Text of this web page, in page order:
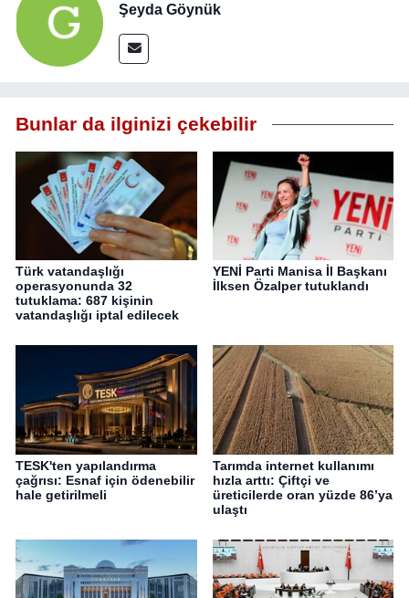
Şeyda Göynük
Bunlar da ilginizi çekebilir
Türk vatandaşlığı
operasyonunda 32
tutuklama: 687 kişinin
vatandaşlığı iptal edilecek
YENİ Parti Manisa İl Başkanı
İlksen Özalper tutuklandı
TESK'ten yapılandırma
çağrısı: Esnaf için ödenebilir
hale getirilmeli
Tarımda internet kullanımı
hızla arttı: Çiftçi ve
üreticilerde oran yüzde 86’ya
ulaştı